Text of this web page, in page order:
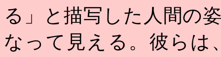
る」と描写した人間の
なって見える。彼らは